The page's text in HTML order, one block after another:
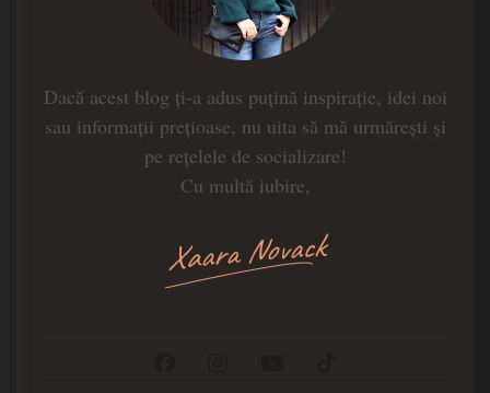
Dacă acest blog ți-a adus puțină inspirație, idei noi
sau informații prețioase, nu uita să mă urmărești și
pe rețelele de socializare!
Cu multă iubire,
Xaara Novack